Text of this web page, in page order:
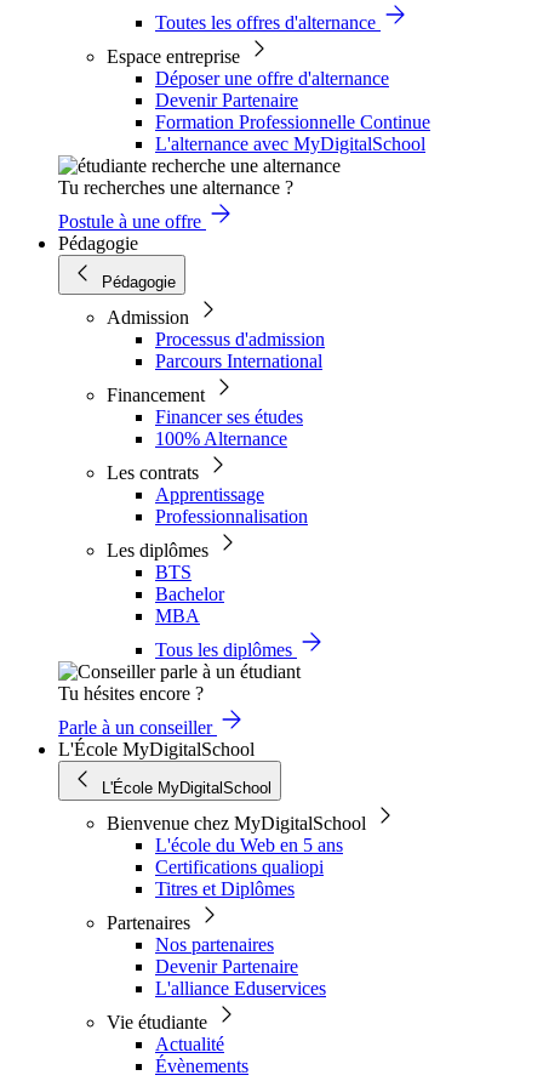
Toutes les offres d'alternance
Espace entreprise
Déposer une offre d'alternance
Devenir Partenaire
Formation Professionnelle Continue
L'alternance avec MyDigitalSchool
Tu recherches une alternance ?
Postule à une offre
Pédagogie
Pédagogie
Admission
Processus d'admission
Parcours International
Financement
Financer ses études
100% Alternance
Les contrats
Apprentissage
Professionnalisation
Les diplômes
BTS
Bachelor
MBA
Tous les diplômes
Tu hésites encore ?
Parle à un conseiller
L'École MyDigitalSchool
L'École MyDigitalSchool
Bienvenue chez MyDigitalSchool
L'école du Web en 5 ans
Certifications qualiopi
Titres et Diplômes
Partenaires
Nos partenaires
Devenir Partenaire
L'alliance Eduservices
Vie étudiante
Actualité
Évènements